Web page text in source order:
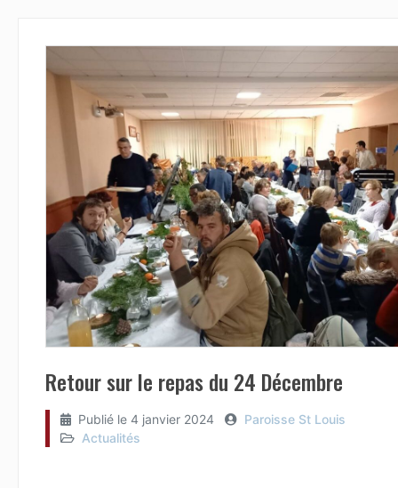
Retour sur le repas du 24 Décembre
Publié le 4 janvier 2024
Paroisse St Louis
Actualités